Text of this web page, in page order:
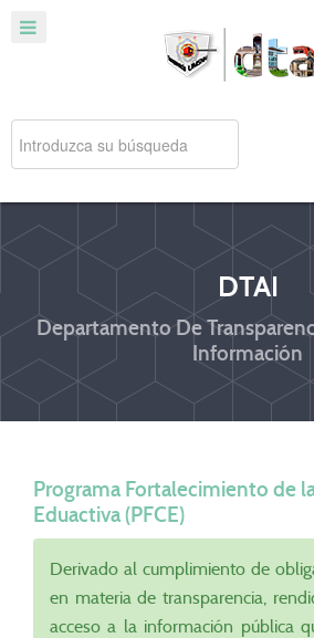
DTAI
Departamento De
Información
Programa Fortalecimiento de
Eduactiva (PFCE)
Derivado al cumplimiento de
en materia de transparencia,
acceso a la información pública